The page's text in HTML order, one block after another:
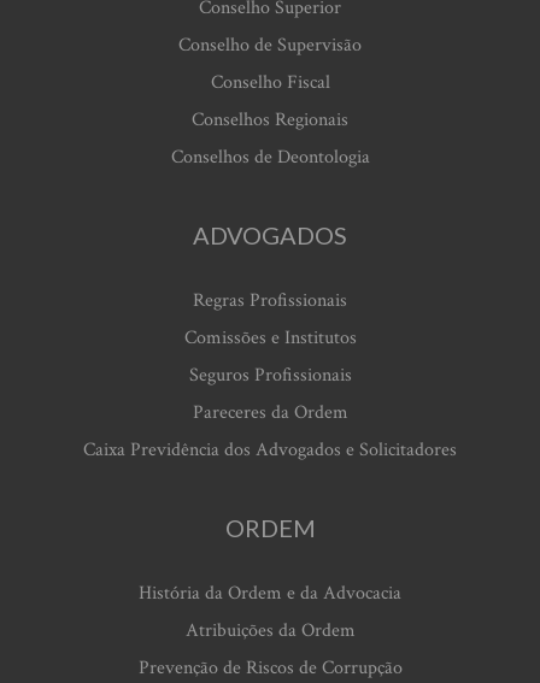
Conselho Superior
Conselho de Supervisão
Conselho Fiscal
Conselhos Regionais
Conselhos de Deontologia
ADVOGADOS
Regras Profissionais
Comissões e Institutos
Seguros Profissionais
Pareceres da Ordem
Caixa Previdência dos Advogados e Solicitadores
ORDEM
História da Ordem e da Advocacia
Atribuições da Ordem
Prevenção de Riscos de Corrupção